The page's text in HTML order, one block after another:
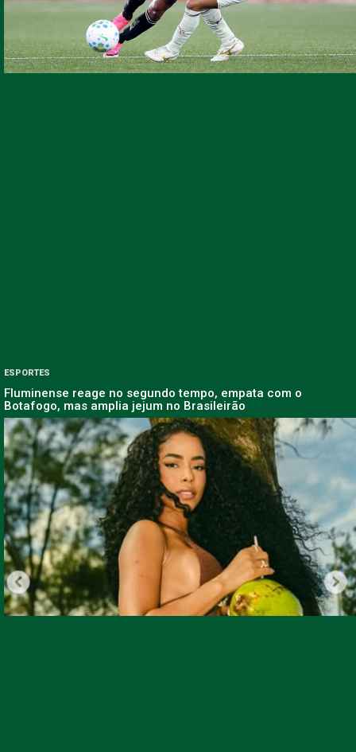
ESPORTES
Fluminense reage no segundo tempo, empata com o
Botafogo, mas amplia jejum no Brasileirão